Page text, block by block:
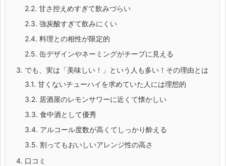
2.2. 甘さ控えめすぎて飲みづらい
2.3. 強炭酸すぎて飲みにくい
2.4. 料理との相性が限定的
2.5. 缶デザインやネーミングがチープに見える
3. でも、実は「美味しい！」という人も多い！その理由とは
3.1. 甘くないチューハイを求めていた人には理想的
3.2. 居酒屋のレモンサワーに近くて懐かしい
3.3. 食中酒として優秀
3.4. アルコール度数が高くてしっかり酔える
3.5. 割ってもおいしいアレンジ性の高さ
4. 口コミ